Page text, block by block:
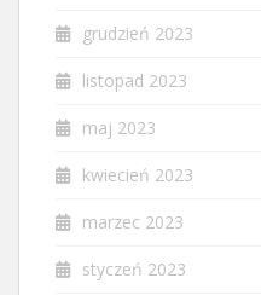
grudzień 2023
listopad 2023
maj 2023
kwiecień 2023
marzec 2023
styczeń 2023